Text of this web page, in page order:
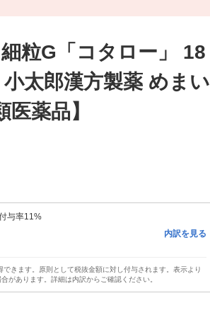
粒G「コタロー」 18
太郎漢方製薬 めまい
薬品】
与率11%
内訳を見る
きます。原則として税抜金額に対し付与されます。表示より
があります。詳細は内訳からご確認ください。